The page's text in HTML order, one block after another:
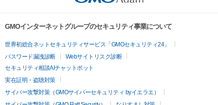
GMOインターネットグループのセキュリティ事業について
世界初総合ネットセキュリティサービス「GMOセキュリティ24」
パスワード漏洩診断
Webサイトリスク診断
セキュリティ相談AIチャットボット
実在証明・盗聴対策
サイバー攻撃対策（GMOサイバーセキュリティ byイエラエ）